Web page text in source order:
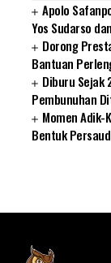
Apolo
Yos Sudarso
Dorong
Bantuan
Diburu Sejak
Pembunuhan
Momen Adik-
Bentuk